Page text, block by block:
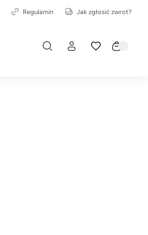
Regulamin Jak zgłosić zwrot?